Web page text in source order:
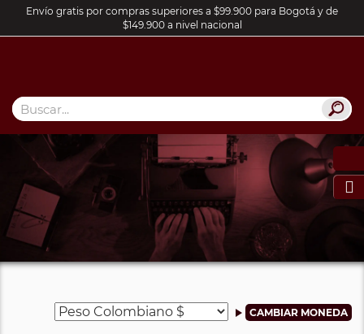
Envío gratis por compras superiores a $99.900 para Bogotá y de
$149.900 a nivel nacional
